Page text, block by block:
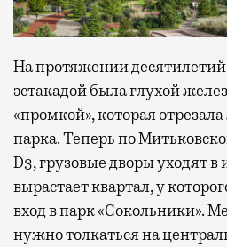
На протяжении
эстакадой была глухой
«промкой», которая
парка. Теперь по
D3, грузовые дворы уходят в
вырастает квартал, у
вход в парк «Сокольники».
нужно толкаться на